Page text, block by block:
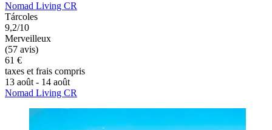
Nomad Living CR
Tárcoles
9,2/10
Merveilleux
(57 avis)
61 €
taxes et frais compris
13 août - 14 août
Nomad Living CR